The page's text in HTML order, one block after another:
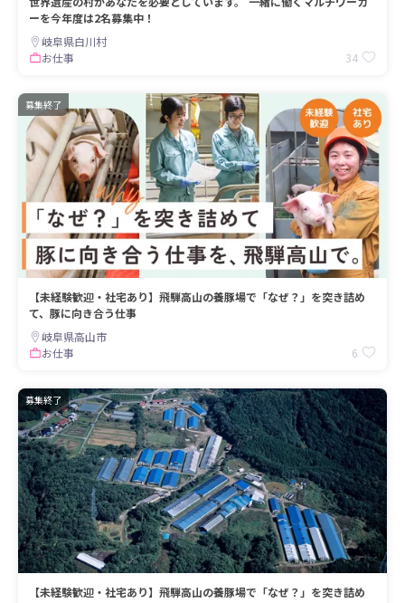
ーを今年度は2名募集中！
岐阜県白川村
お仕事
34
募集終了
【未経験歓迎・社宅あり】飛騨高山の養豚場で「なぜ？」を突き詰め
て、豚に向き合う仕事
岐阜県高山市
お仕事
6
募集終了
【未経験歓迎・社宅あり】飛騨高山の養豚場で「なぜ？」を突き詰め